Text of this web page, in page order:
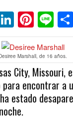
LinkedIn
Line
Marshall, de 16 años.
City, Missouri,
para encontrar a
estado